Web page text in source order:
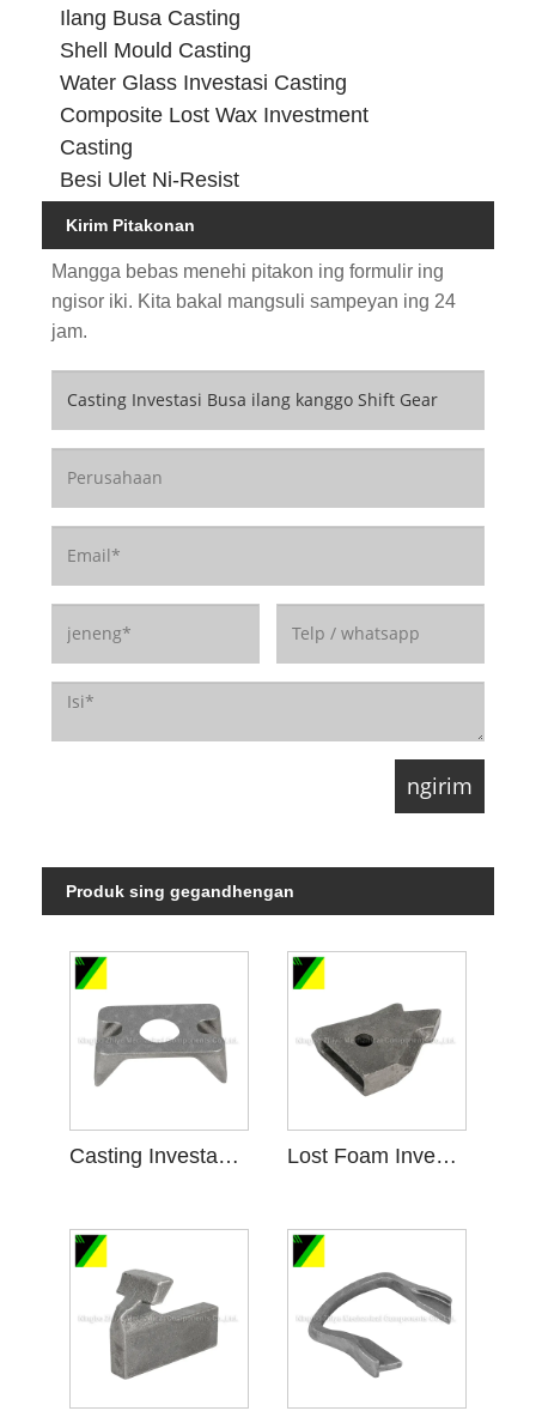
Ilang Busa Casting
Shell Mould Casting
Water Glass Investasi Casting
Composite Lost Wax Investment
Casting
Besi Ulet Ni-Resist
Kirim Pitakonan
Mangga bebas menehi pitakon ing formulir ing
ngisor iki. Kita bakal mangsuli sampeyan ing 24
jam.
Produk sing gegandhengan
Casting Investasi Busa ilang kanggo Engine Bracket Lost Foam Investment Casting kanggo Plowshare